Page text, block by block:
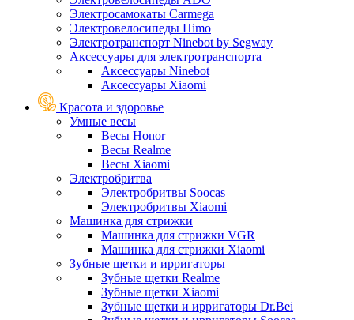
Электросамокаты Carmega
Электровелосипеды Himo
Электротранспорт Ninebot by Segway
Аксессуары для электротранспорта
Аксессуары Ninebot
Аксессуары Xiaomi
Красота и здоровье
Умные весы
Весы Honor
Весы Realme
Весы Xiaomi
Электробритва
Электробритвы Soocas
Электробритвы Xiaomi
Машинка для стрижки
Машинка для стрижки VGR
Машинка для стрижки Xiaomi
Зубные щетки и ирригаторы
Зубные щетки Realme
Зубные щетки Xiaomi
Зубные щетки и ирригаторы Dr.Bei